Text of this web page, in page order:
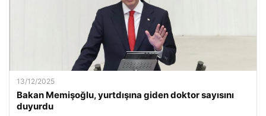
13/12/2025
Bakan Memişoğlu, yurtdışına giden doktor sayısını
duyurdu